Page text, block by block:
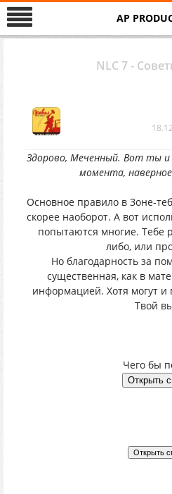
AP
NLC 7 -
Здорово, Меченный. Вот ты и
момента,
Основное правило в Зоне-
скорее наоборот. А вот
попытаются многие. Тебе
либо, или
Но благодарность за
существенная, как в
информацией. Хотя могут и
Твой
Чего бы